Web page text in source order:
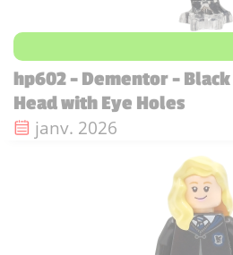
hp602 - Dementor -
Head with Eye Holes
Date de sortie :
janv. 2026